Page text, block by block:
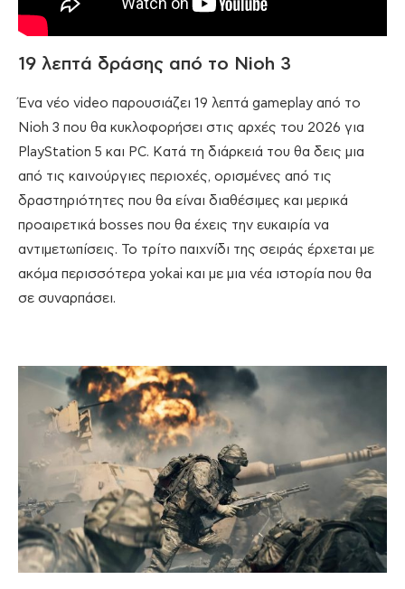
19 λεπτά δράσης από το Nioh 3
Ένα νέο video παρουσιάζει 19 λεπτά gameplay από το
Nioh 3 που θα κυκλοφορήσει στις αρχές του 2026 για
PlayStation 5 και PC. Κατά τη διάρκειά του θα δεις μια
από τις καινούργιες περιοχές, ορισμένες από τις
δραστηριότητες που θα είναι διαθέσιμες και μερικά
προαιρετικά bosses που θα έχεις την ευκαιρία να
αντιμετωπίσεις. Το τρίτο παιχνίδι της σειράς έρχεται με
ακόμα περισσότερα yokai και με μια νέα ιστορία που θα
σε συναρπάσει.